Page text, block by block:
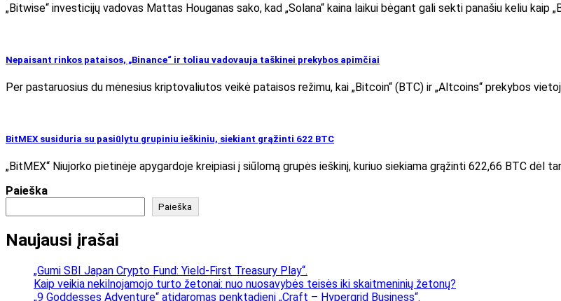
„Bitwise“ investicijų vadovas Mattas Houganas sako, kad „Solana“ kaina laikui bėgant gali sekti panašiu keliu kaip
Nepaisant rinkos pataisos, „Binance“ ir toliau vadovauja taškinei prekybos apimčiai
Per pastaruosius du mėnesius kriptovaliutos veikė pataisos režimu, kai „Bitcoin“ (BTC) ir „Altcoins“ prekybos
BitMEX susiduria su pasiūlytu grupiniu ieškiniu, siekiant grąžinti 622 BTC
„BitMEX“ Niujorko pietinėje apygardoje kreipiasi į siūlomą grupės ieškinį, kuriuo siekiama grąžinti 622,66 BTC dėl
Paieška
Paieška
Naujausi įrašai
„Gumi SBI Japan Crypto Fund: Yield-First Treasury Play“.
Kaip veikia nekilnojamojo turto žetonai: nuo nuosavybės teisės iki skaitmeninių žetonų?
„9 Goddesses Adventure“ atidaromas penktadienį „Craft – Hypergrid Business“.